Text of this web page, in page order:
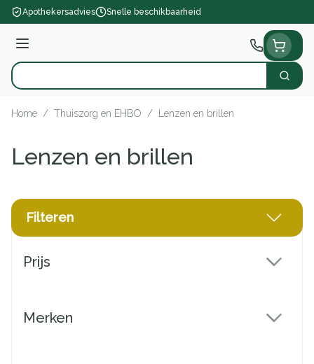
Ga naar de inhoud
Apothekersadvies Snelle beschikbaarheid
Menu
Product, merk, categorie... Zoek
Home / Thuiszorg en EHBO / Lenzen en brillen
Lenzen en brillen
Filteren
Prijs
Merken